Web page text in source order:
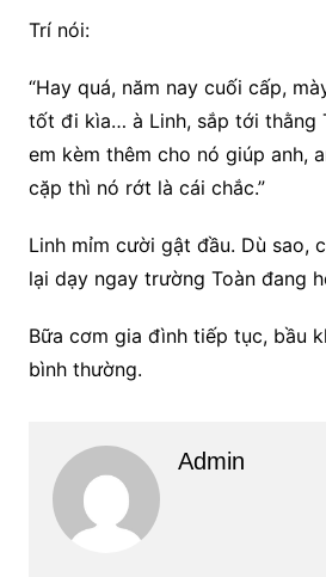
Trí nói:
“Hay quá, năm nay cuối cấp,
tốt đi kìa… à Linh, sắp tới thằng
em kèm thêm cho nó giúp anh,
cặp thì nó rớt là cái chắc.”
Linh mỉm cười gật đầu. Dù sao,
lại dạy ngay trường Toàn đang
Bữa cơm gia đình tiếp tục, bầu
bình thường.
Admin